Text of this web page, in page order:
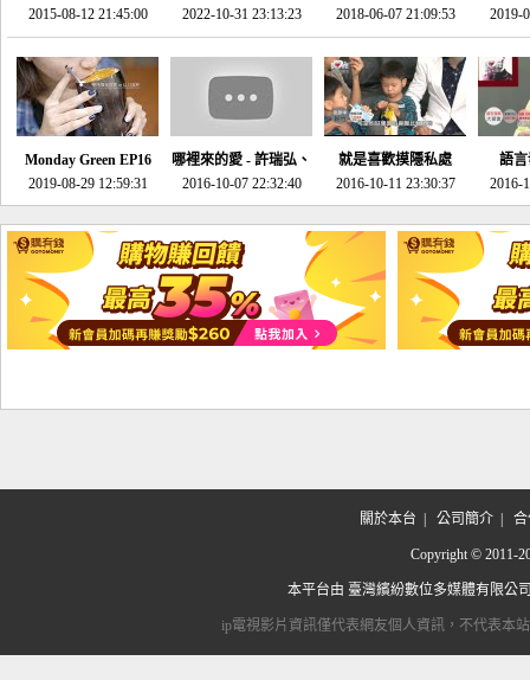
promo-我想開間咖啡
館(謝佳凌)
2015-08-12 21:45:00
2022-10-31 23:13:23
肉
2018-06-07 21:09:53 2019-
Monday Green EP16
超意外~環保原來可以
邊玩邊做！
2019-08-29 12:59:31
哪裡來的愛 - 許瑞弘、
李其芬
2016-10-07 22:32:40
就是喜歡摸隱私處
2016-10-11 23:30:37
語
2016-
關於本台 公司簡介| 合
Copyright © 2011-
本平台由 臺灣繽紛數位多媒體有限公
ip電視影片資訊僅代表網友個人資訊，不代表本